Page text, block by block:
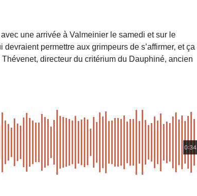
une arrivée à Valmeinier le samedi et sur le
permettre aux grimpeurs de s’affirmer, et ça
directeur du critérium du Dauphiné, ancien
0:34